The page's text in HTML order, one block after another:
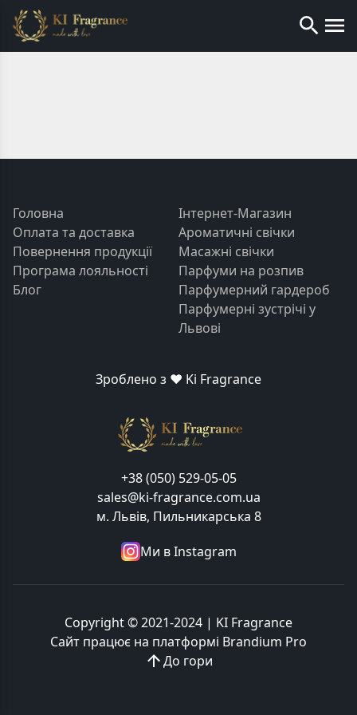
Головна
Оплата та доставка
Повернення продукції
Програма лояльності
Блог
Інтернет-Магазин
Ароматичні свічки
Масажні свічки
Парфуми на розпив
Парфумерний гардероб
Парфумерні зустрічі у
Львові
Зроблено з ❤️ Ki Fragrance
+38 (050) 529-05-05
sales@ki-fragrance.com.ua
м. Львів, Пильникарська 8
Ми в Instagram
Copyright © 2021-2024 | KI Fragrance
Сайт працює на платформі Brandium Pro
До гори